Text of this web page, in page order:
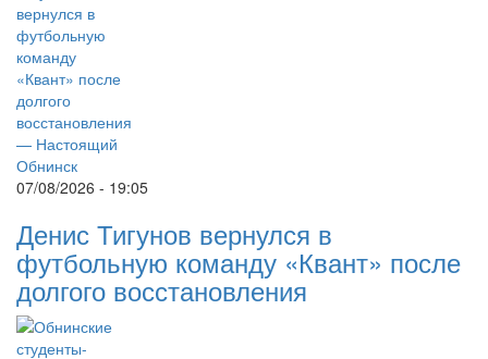
07/08/2026 - 19:05
Денис Тигунов вернулся в
футбольную команду «Квант» после
долгого восстановления